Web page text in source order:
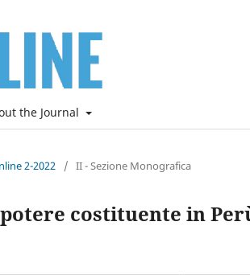
the Journal
2-2022 / II - Sezione Monografica
costituente in